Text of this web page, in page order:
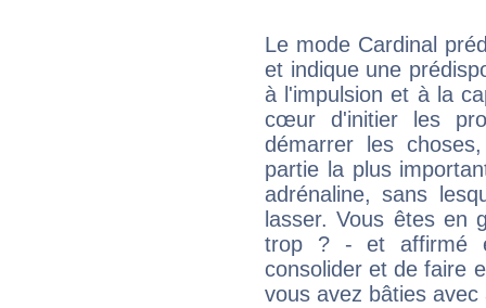
Le mode Cardinal
et indique une
à l'impulsion et à la
cœur d'initier les
démarrer les
partie la plus
adrénaline, sans
lasser. Vous êtes en
trop ? - et affirmé
consolider et de faire
vous avez bâties avec